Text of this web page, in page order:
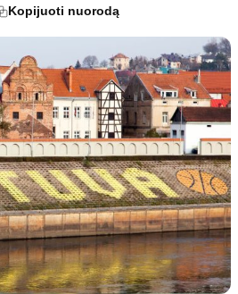
Privatumo politika
Reklamos politika
Slapukų politika
Kopijuoti nuorodą